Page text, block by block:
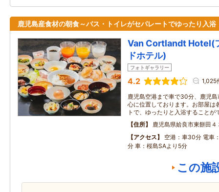
鹿児島産食材の朝食～バス・トイレがセパレートでゆったり入浴
Van Cortlandt Hotel(
ドホテル)
フォトギャラリー
4.2 1,025
鹿児島空港まで車で30分、鹿児
心に位置しております。お部屋は
トで、ゆったりと入浴することが
住所
鹿児島県姶良市東餅田４
アクセス
空港：車30分 電車
分 車：桜島SAより5分
この施